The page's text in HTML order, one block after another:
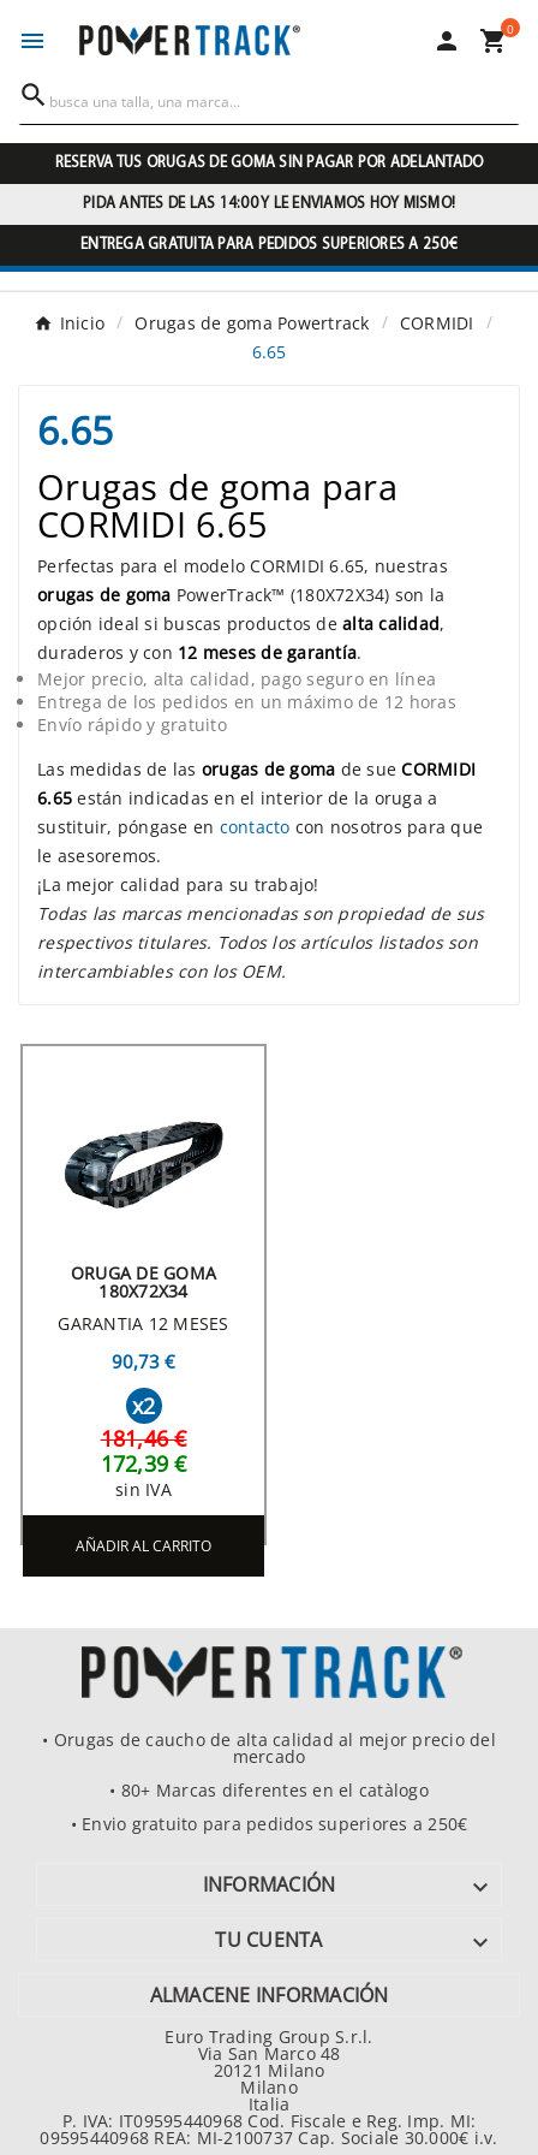
  0

RESERVA TUS ORUGAS DE GOMA SIN PAGAR POR ADELANTADO
PIDA ANTES DE LAS 14:00 Y LE ENVIAMOS HOY MISMO!
ENTREGA GRATUITA PARA PEDIDOS SUPERIORES A 250€
Inicio Orugas de goma Powertrack
CORMIDI
6.65
6.65
Orugas de goma para
CORMIDI 6.65
Perfectas para el modelo CORMIDI 6.65, nuestras
orugas de goma PowerTrack™ (180X72X34) son la
opción ideal si buscas productos de alta calidad,
duraderos y con 12 meses de garantía.
Mejor precio, alta calidad, pago seguro en línea
Entrega de los pedidos en un máximo de 12 horas
Envío rápido y gratuito
Las medidas de las orugas de goma de sueCORMIDI
6.65 están indicadas en el interior de la oruga a
sustituir, póngase en contacto con nosotros para que
le asesoremos.
¡La mejor calidad para su trabajo!
Todas las marcas mencionadas son propiedad de sus
respectivos titulares. Todos los artículos listados son
intercambiables con los OEM.
ORUGA DE GOMA
180X72X34
GARANTIA 12 MESES
90,73 €
x2
181,46 €
172,39 €
sin IVA
AÑADIR AL CARRITO
• Orugas de caucho de alta calidad al mejor precio del
mercado
• 80+ Marcas diferentes en el catàlogo
• Envio gratuito para pedidos superiores a 250€
INFORMACIÓN 
TU CUENTA 
ALMACENE INFORMACIÓN
Euro Trading Group S.r.l.
Via San Marco 48
20121 Milano
Milano
Italia
P. IVA: IT09595440968 Cod. Fiscale e Reg. Imp. MI:
09595440968 REA: MI-2100737 Cap. Sociale 30.000€ i.v.